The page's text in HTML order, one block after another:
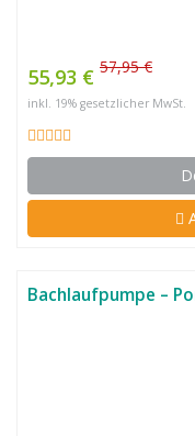
55,93 € 57,95 €
inkl. 19% gesetzlicher MwSt.
Bachlaufpumpe –